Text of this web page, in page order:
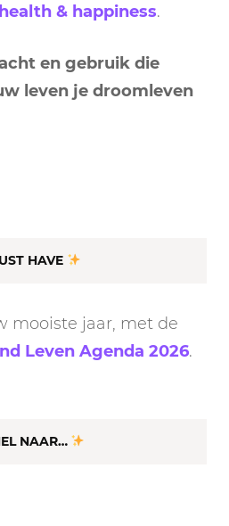
health & happiness.
en gebruik die
leven je droomleven
HAVE
mooiste jaar, met de
Leven Agenda 2026.
NAAR…